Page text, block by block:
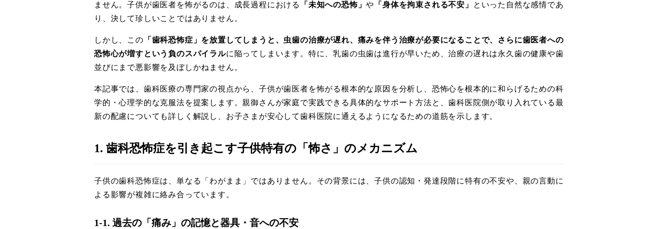
ません。子供が歯医者を怖がるのは、成長過程における
「未知への恐怖」や 「身体を拘束される不安」
といった自然な感情であ
り、決して珍しいことではありません。
しかし、この 「歯科恐怖症」を放置してしまうと、虫歯の治療が遅れ、痛みを伴う治療が必要になることで、さらに歯医者への
恐怖心が増すという負のスパイラルに陥ってしまいます。特に、乳歯の虫歯は進行が早いため、治療の遅れは永久歯の健康や歯
並びにまで悪影響を及ぼしかねません。
本記事では、歯科医療の専門家の視点から、子供が歯医者を怖がる根本的な原因を分析し、恐怖心を根本的に和らげるための科
学的・心理学的な克服法を提案します。親御さんが家庭で実践できる具体的なサポート方法と、歯科医院側が取り入れている最
新の配慮についても詳しく解説し、お子さまが安心して歯科医院に通えるようになるための道筋を示します。
1. 歯科恐怖症を引き起こす子供特有の「怖さ」のメカニズム
子供の歯科恐怖症は、単なる「わがまま」ではありません。その背景には、子供の認知・発達段階に特有の不安や、親の言動に
よる影響が複雑に絡み合っています。
1-1. 過去の「痛み」の記憶と器具・音への不安